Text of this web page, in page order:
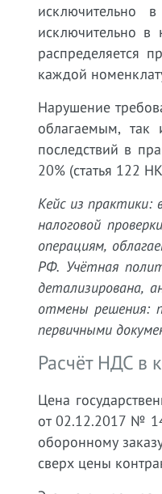
исключительно
исключительно
распределяется
каждой
Нарушение
облагаемым,
последствий в
20% (статья 122
Кейс из
налоговой
операциям,
РФ. Учётная
детализирована,
отмены решения:
первичными
Расчёт НДС в
Цена
от 02.12.2017 №
оборонному
сверх цены